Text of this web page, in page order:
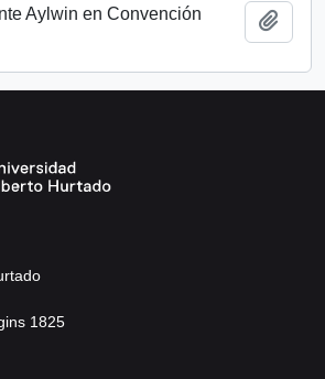
Aylwin en Convención
1825